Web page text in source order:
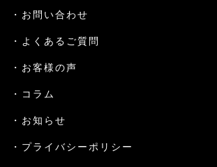
お問い合わせ
よくあるご質問
お客様の声
コラム
お知らせ
プライバシーポリシー